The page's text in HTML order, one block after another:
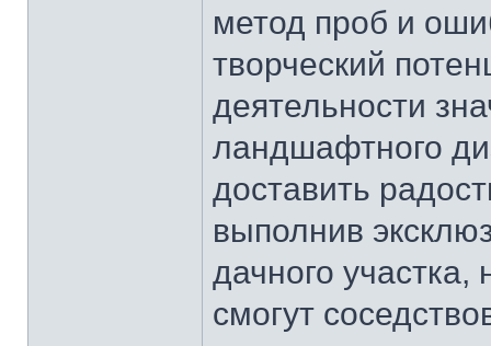
метод проб и
творческий
деятельности
ландшафтного
доставить
выполнив
дачного
смогут